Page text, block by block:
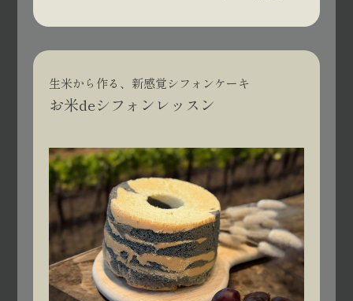
生米から作る、新感覚シフォンケーキ
お米deシフォンレッスン